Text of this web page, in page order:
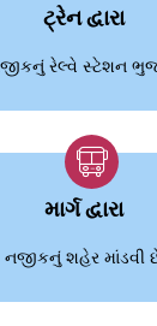
ટ્રેન દ્વારા
રેલ્વે સ્ટેશન
માર્ગ દ્વારા
નજીકનું શહેર માંડવી